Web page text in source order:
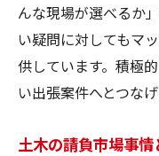
んな現場が選べるか
い疑問に対してもマ
供しています。積極
い出張案件へとつなげ
土木の請負市場事